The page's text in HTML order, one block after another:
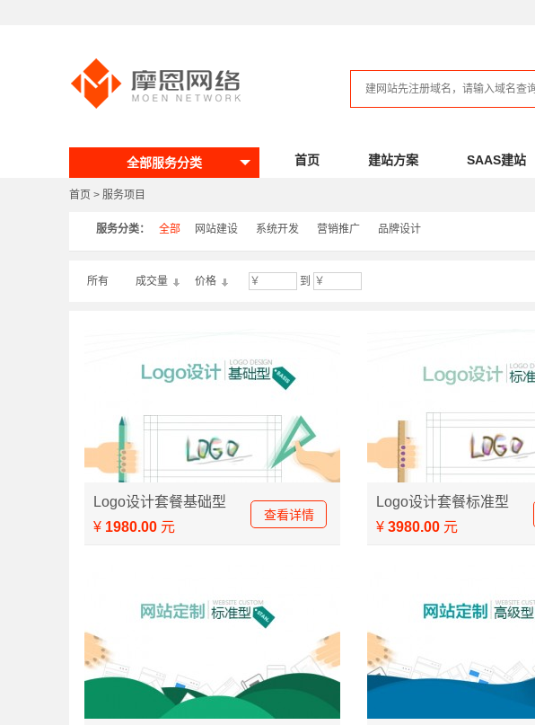
全部服务分类 首页 建站方案 SAAS建站
首页 > 服务项目
服务分类： 全部 网站建设 系统开发 营销推广 品牌设计
所有 成交量 价格 到
一般的企业网站logo
Logo设计套餐基础型
¥ 1980.00 元
查看详情
文字/图形组合，企业推荐
Logo设计套餐标准型
¥ 3980.00 元